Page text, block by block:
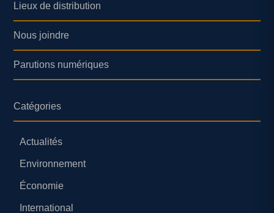
Lieux de distribution
Nous joindre
Parutions numériques
Catégories
Actualités
Environnement
Économie
International